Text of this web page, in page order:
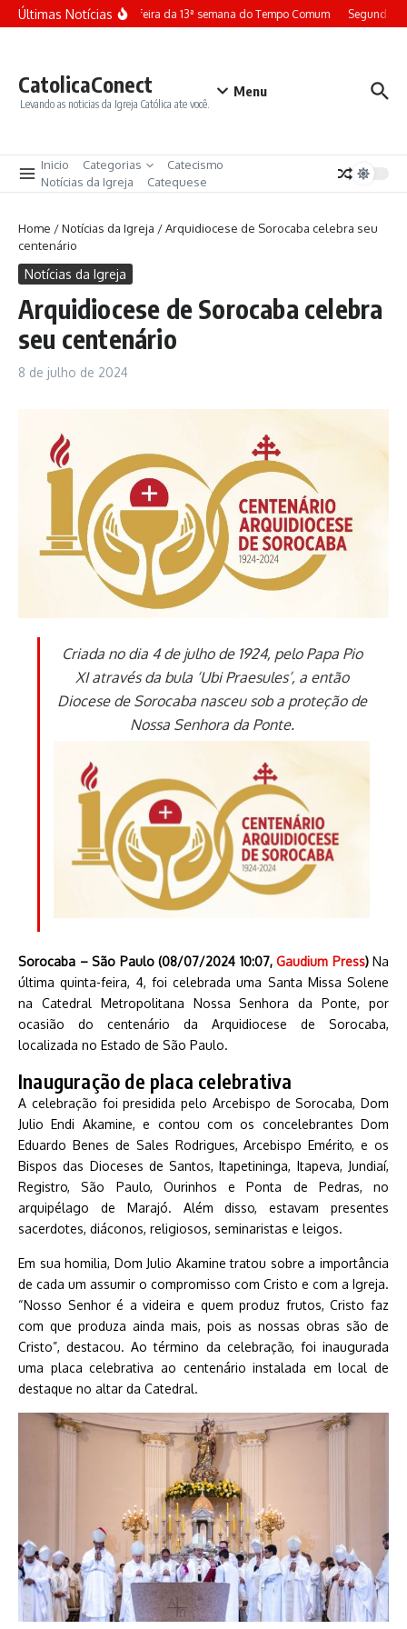
Ir para o conteúdo
Últimas NotíciasTerça-feira da 13ª semana do Tempo Comum Segunda-
CatolicaConect
Levando as noticias da Igreja Católica ate você.
Menu
Inicio Categorias
Catecismo
Notícias da Igreja
Catequese
Home /Notícias da Igreja /Arquidiocese de Sorocaba celebra seu
centenário
Notícias da Igreja
Arquidiocese de Sorocaba celebra
seu centenário
8 de julho de 2024
Criada no dia 4 de julho de 1924, pelo Papa Pio
XI através da bula ‘Ubi Praesules’, a então
Diocese de Sorocaba nasceu sob a proteção de
Nossa Senhora da Ponte.
Sorocaba – São Paulo (08/07/2024 10:07, Gaudium Press)Na
última quinta-feira, 4, foi celebrada uma Santa Missa Solene
na Catedral Metropolitana Nossa Senhora da Ponte, por
ocasião do centenário da Arquidiocese de Sorocaba,
localizada no Estado de São Paulo.
Inauguração de placa celebrativa
A celebração foi presidida pelo Arcebispo de Sorocaba, Dom
Julio Endi Akamine, e contou com os concelebrantes Dom
Eduardo Benes de Sales Rodrigues, Arcebispo Emérito, e os
Bispos das Dioceses de Santos, Itapetininga, Itapeva, Jundiaí,
Registro, São Paulo, Ourinhos e Ponta de Pedras, no
arquipélago de Marajó. Além disso, estavam presentes
sacerdotes, diáconos, religiosos, seminaristas e leigos.
Em sua homilia, Dom Julio Akamine tratou sobre a importância
de cada um assumir o compromisso com Cristo e com a Igreja.
“Nosso Senhor é a videira e quem produz frutos, Cristo faz
com que produza ainda mais, pois as nossas obras são de
Cristo”, destacou. Ao término da celebração, foi inaugurada
uma placa celebrativa ao centenário instalada em local de
destaque no altar da Catedral.